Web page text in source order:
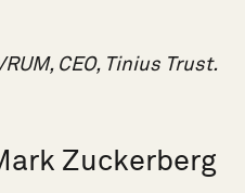
CEO, Tinius Trust.
Zuckerberg